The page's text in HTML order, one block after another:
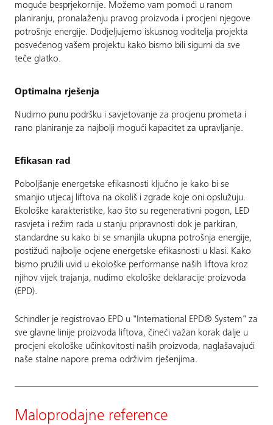
moguće besprjekornije. Možemo vam pomoći u ranom
planiranju, pronalaženju pravog proizvoda i procjeni njegove
potrošnje energije. Dodjeljujemo iskusnog voditelja projekta
posvećenog vašem projektu kako bismo bili sigurni da sve
teče glatko.
Optimalna rješenja
Nudimo punu podršku i savjetovanje za procjenu prometa i
rano planiranje za najbolji mogući kapacitet za upravljanje.
Efikasan rad
Poboljšanje energetske efikasnosti ključno je kako bi se
smanjio utjecaj liftova na okoliš i zgrade koje oni opslužuju.
Ekološke karakteristike, kao što su regenerativni pogon, LED
rasvjeta i režim rada u stanju pripravnosti dok je parkiran,
standardne su kako bi se smanjila ukupna potrošnja energije,
postižući najbolje ocjene energetske efikasnosti u klasi. Kako
bismo pružili uvid u ekološke performanse naših liftova kroz
njihov vijek trajanja, nudimo ekološke deklaracije proizvoda
(EPD).
Schindler je registrovao EPD u "International EPD® System" za
sve glavne linije proizvoda liftova, čineći važan korak dalje u
procjeni ekološke učinkovitosti naših proizvoda, naglašavajući
naše stalne napore prema održivim rješenjima.
Maloprodajne reference